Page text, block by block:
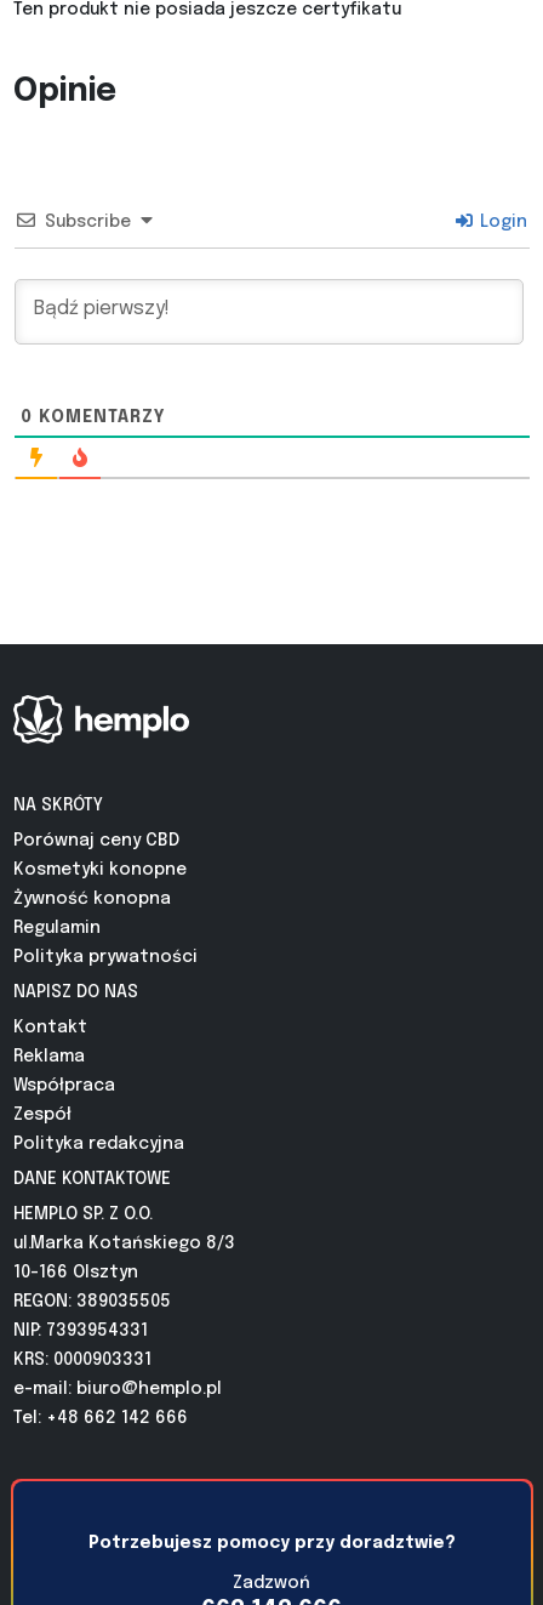
Ten produkt nie posiada jeszcze certyfikatu
Opinie
Subscribe Login
0 KOMENTARZY
NA SKRÓTY
Porównaj ceny CBD
Kosmetyki konopne
Żywność konopna
Regulamin
Polityka prywatności
NAPISZ DO NAS
Kontakt
Reklama
Współpraca
Zespół
Polityka redakcyjna
DANE KONTAKTOWE
HEMPLO SP. Z O.O.
ul.Marka Kotańskiego 8/3
10-166 Olsztyn
REGON: 389035505
NIP: 7393954331
KRS: 0000903331
e-mail: biuro@hemplo.pl
Tel: +48 662 142 666
Potrzebujesz pomocy przy doradztwie?
Zadzwoń